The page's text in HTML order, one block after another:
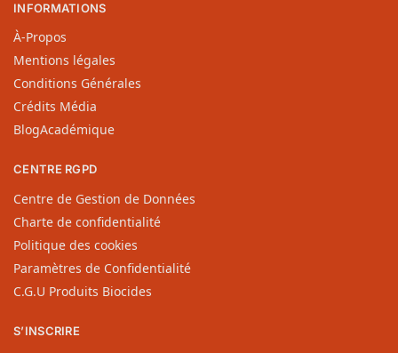
INFORMATIONS
À-Propos
Mentions légales
Conditions Générales
Crédits Média
BlogAcadémique
CENTRE RGPD
Centre de Gestion de Données
Charte de confidentialité
Politique des cookies
Paramètres de Confidentialité
C.G.U Produits Biocides
S’INSCRIRE